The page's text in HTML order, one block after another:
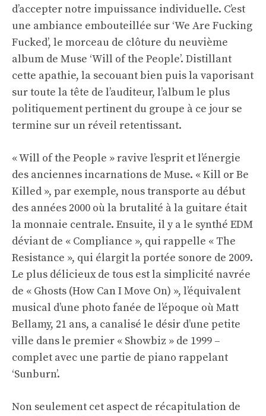
d’accepter notre impuissance individuelle. C’est
une ambiance embouteillée sur ‘We Are Fucking
Fucked’, le morceau de clôture du neuvième
album de Muse ‘Will of the People’. Distillant
cette apathie, la secouant bien puis la vaporisant
sur toute la tête de l’auditeur, l’album le plus
politiquement pertinent du groupe à ce jour se
termine sur un réveil retentissant.
« Will of the People » ravive l’esprit et l’énergie
des anciennes incarnations de Muse. « Kill or Be
Killed », par exemple, nous transporte au début
des années 2000 où la brutalité à la guitare était
la monnaie centrale. Ensuite, il y a le synthé EDM
déviant de « Compliance », qui rappelle « The
Resistance », qui élargit la portée sonore de 2009.
Le plus délicieux de tous est la simplicité navrée
de « Ghosts (How Can I Move On) », l’équivalent
musical d’une photo fanée de l’époque où Matt
Bellamy, 21 ans, a canalisé le désir d’une petite
ville dans le premier « Showbiz » de 1999 –
complet avec une partie de piano rappelant
‘Sunburn’.
Non seulement cet aspect de récapitulation de